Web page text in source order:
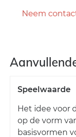
Neem
Speelwaarde
Het idee voor
op de vorm
basisvormen